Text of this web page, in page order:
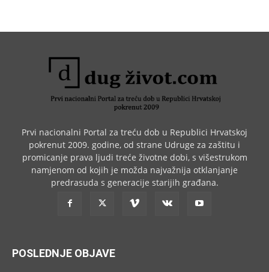
Prvi nacionalni Portal za treću dob u Republici Hrvatskoj
pokrenut 2009. godine, od strane Udruge za zaštitu i
promicanje prava ljudi treće životne dobi, s višestrukom
namjenom od kojih je možda najvažnija otklanjanje
predrasuda s generacije starijih građana.
POSLEDNJE OBJAVE